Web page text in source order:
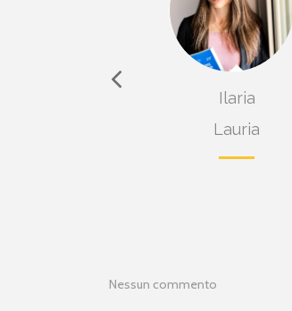
Maria Elisabetta
Binetti
Nessun commento